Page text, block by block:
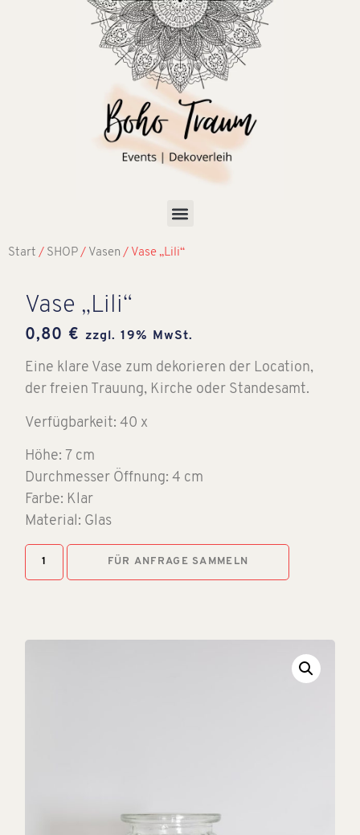
Start / SHOP / Vasen / Vase „Lili“
Vase „Lili“
0,80 € zzgl. 19% MwSt.
Eine klare Vase zum dekorieren der Location,
der freien Trauung, Kirche oder Standesamt.
Verfügbarkeit: 40 x
Höhe: 7 cm
Durchmesser Öffnung: 4 cm
Farbe: Klar
Material: Glas
FÜR ANFRAGE SAMMELN